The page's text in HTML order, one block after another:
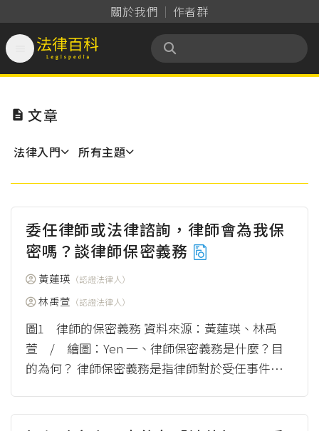
關於我們 作者群
法律百科 Legispedia
 文章
法律入門 所有主題
委任律師或法律諮詢，律師會為我保
密嗎？談律師保密義務
黃蓮瑛 （認證法律人）
林禹萱 （認證法律人）
圖1 律師的保密義務 資料來源：黃蓮瑛、林禹
萱 / 繪圖：Yen 一、律師保密義務是什麼？目
的為何？ 律師保密義務是指律師對於受任事件的